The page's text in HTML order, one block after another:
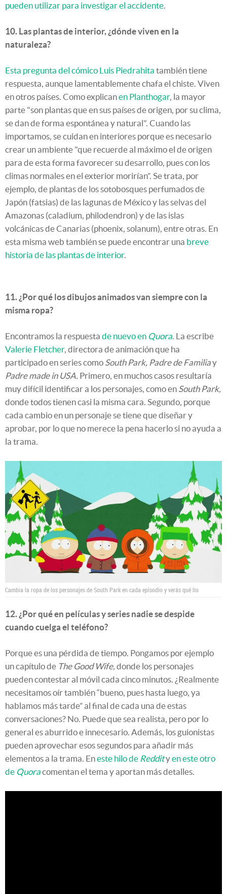
pueden utilizar para investigar el accidente
10. Las plantas de interior, ¿dónde viven en la
naturaleza?
Esta pregunta del cómico Luis Piedrahita también tiene
respuesta, aunque lamentablemente chafa el chiste. Viven
en otros países. Como explicanen Planthogar, la mayor
parte "son plantas que en sus países de origen, por su clima,
se dan de forma espontánea y natural". Cuando las
importamos, se cuidan en interiores porque es necesario
crear un ambiente "que recuerde al máximo el de origen
para de esta forma favorecer su desarrollo, pues con los
climas normales en el exterior morirían”. Se trata, por
ejemplo, de plantas de los sotobosques perfumados de
Japón (fatsias) de las lagunas de México y las selvas del
Amazonas (caladium, philodendron) y de las islas
volcánicas de Canarias (phoenix, solanum), entre otras. En
esta misma web también se puede encontrar una breve
historia de las plantas de interior.
11. ¿Por qué los dibujos animados van siempre con la
misma ropa?
Encontramos la respuesta de nuevo en Quora . La escribe
Valerie Fletcher, directora de animación que ha
participado en series como South Park, Padre de Familiay
Padre made in USA. Primero, en muchos casos resultaría
muy difícil identificar a los personajes, como en South Park,
donde todos tienen casi la misma cara. Segundo, porque
cada cambio en un personaje se tiene que diseñar y
aprobar, por lo que no merece la pena hacerlo si no ayuda a
la trama.
Cambia la ropa de los personajes de South Park en cada episodio y verás qué lío
12. ¿Por qué en películas y series nadie se despide
cuando cuelga el teléfono?
Porque es una pérdida de tiempo. Pongamos por ejemplo
un capítulo de The Good Wife, donde los personajes
pueden contestar al móvil cada cinco minutos. ¿Realmente
necesitamos oír también “bueno, pues hasta luego, ya
hablamos más tarde” al final de cada una de estas
conversaciones? No. Puede que sea realista, pero por lo
general es aburrido e innecesario. Además, los guionistas
pueden aprovechar esos segundos para añadir más
elementos a la trama. Eneste hilo de Reddityen este otro
de Quoracomentan el tema y aportan más detalles.